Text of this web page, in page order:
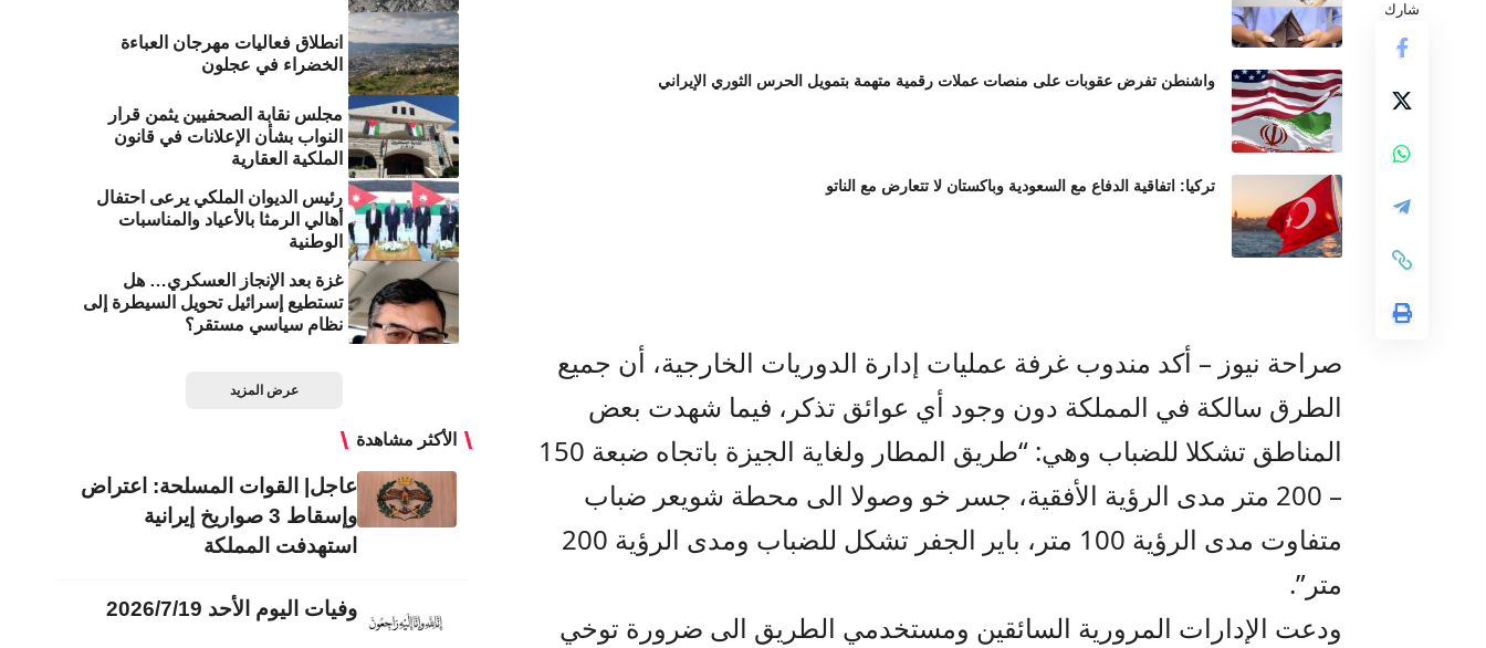
شارك
واشنطن تفرض عقوبات على منصات عملات رقمية متهمة بتمويل الحرس الثوري الإيراني
تركيا: اتفاقية الدفاع مع السعودية وباكستان لا تتعارض مع الناتو
صراحة نيوز – أكد مندوب غرفة عمليات إدارة الدوريات الخارجية، أن جميع
الطرق سالكة في المملكة دون وجود أي عوائق تذكر، فيما شهدت بعض
المناطق تشكلا للضباب وهي: “طريق المطار ولغاية الجيزة باتجاه ضبعة 150
– 200 متر مدى الرؤية الأفقية، جسر خو وصولا الى محطة شويعر ضباب
متفاوت مدى الرؤية 100 متر، باير الجفر تشكل للضباب ومدى الرؤية 200
متر”.
ودعت الإدارات المرورية السائقين ومستخدمي الطريق الى ضرورة توخي
انطلاق فعاليات مهرجان العباءة
الخضراء في عجلون
مجلس نقابة الصحفيين يثمن قرار
النواب بشأن الإعلانات في قانون
الملكية العقارية
رئيس الديوان الملكي يرعى احتفال
أهالي الرمثا بالأعياد والمناسبات
الوطنية
غزة بعد الإنجاز العسكري… هل
تستطيع إسرائيل تحويل السيطرة إلى
نظام سياسي مستقر؟
عرض المزيد
الأكثر مشاهدة
عاجل| القوات المسلحة: اعتراض
وإسقاط 3 صواريخ إيرانية
استهدفت المملكة
وفيات اليوم الأحد 2026/7/19